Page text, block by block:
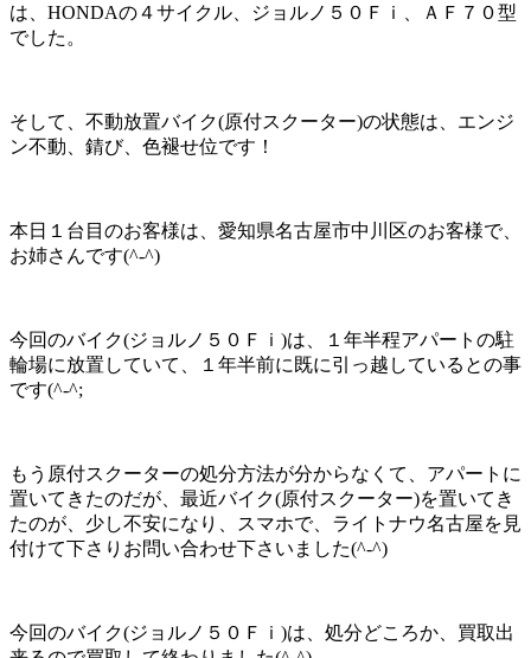
は、HONDAの４サイクル、ジョルノ５０Ｆｉ、ＡＦ７０型
でした。
そして、不動放置バイク(原付スクーター)の状態は、エンジ
ン不動、錆び、色褪せ位です！
本日１台目のお客様は、愛知県名古屋市中川区のお客様で、
お姉さんです(^-^)
今回のバイク(ジョルノ５０Ｆｉ)は、１年半程アパートの駐
輪場に放置していて、１年半前に既に引っ越しているとの事
です(^-^;
もう原付スクーターの処分方法が分からなくて、アパートに
置いてきたのだが、最近バイク(原付スクーター)を置いてき
たのが、少し不安になり、スマホで、ライトナウ名古屋を見
付けて下さりお問い合わせ下さいました(^-^)
今回のバイク(ジョルノ５０Ｆｉ)は、処分どころか、買取出